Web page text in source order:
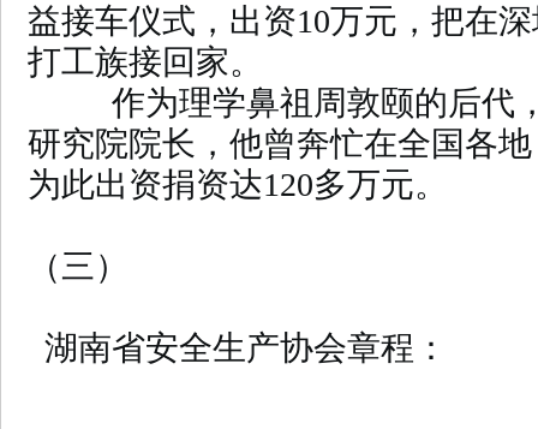
益接车仪式，出资10万元，把在
打工族接回家。
作为理学鼻祖周敦颐的后代，
研究院院长，他曾奔忙在全国各
为此出资捐资达120多万元。
（三）
湖南省安全生产协会章程：